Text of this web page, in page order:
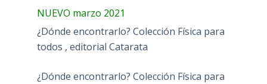
NUEVO marzo 2021
¿Dónde encontrarlo? Colección Física para
todos , editorial Catarata
¿Dónde encontrarlo? Colección Física para